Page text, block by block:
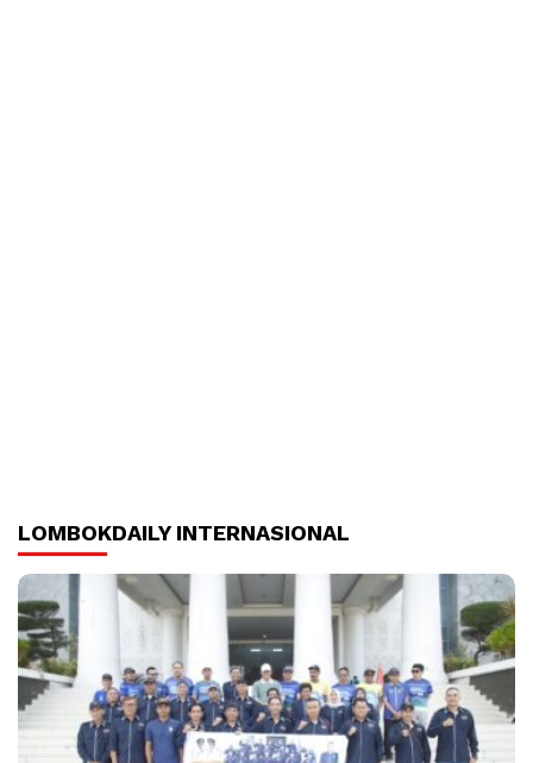
LOMBOKDAILY INTERNASIONAL